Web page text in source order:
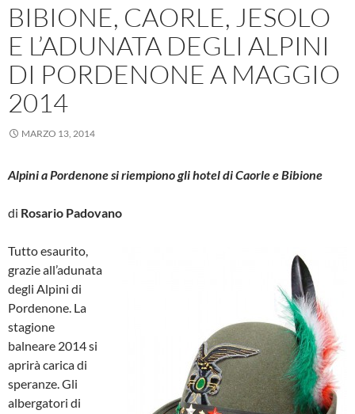
BIBIONE, CAORLE, JESOLO
E L’ADUNATA DEGLI ALPINI
DI PORDENONE A MAGGIO
2014
MARZO 13, 2014
Alpini a Pordenone si riempiono gli hotel di Caorle e Bibione
di Rosario Padovano
Tutto esaurito,
grazie all’adunata
degli Alpini di
Pordenone. La
stagione
balneare 2014 si
aprirà carica di
speranze. Gli
albergatori di